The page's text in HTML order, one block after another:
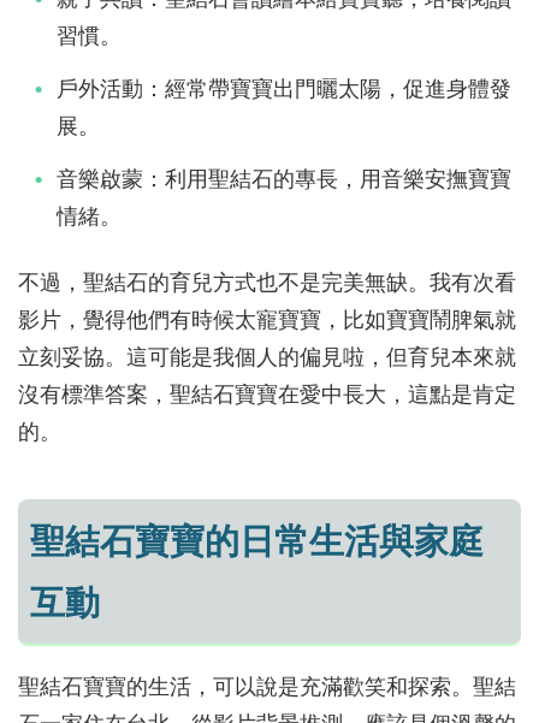
習慣。
戶外活動：經常帶寶寶出門曬太陽，促進身體發
展。
音樂啟蒙：利用聖結石的專長，用音樂安撫寶寶
情緒。
不過，聖結石的育兒方式也不是完美無缺。我有次看
影片，覺得他們有時候太寵寶寶，比如寶寶鬧脾氣就
立刻妥協。這可能是我個人的偏見啦，但育兒本來就
沒有標準答案，聖結石寶寶在愛中長大，這點是肯定
的。
聖結石寶寶的日常生活與家庭
互動
聖結石寶寶的生活，可以說是充滿歡笑和探索。聖結